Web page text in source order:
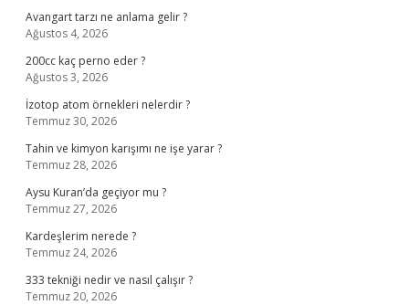
Avangart tarzı ne anlama gelir ?
Ağustos 4, 2026
200cc kaç perno eder ?
Ağustos 3, 2026
İzotop atom örnekleri nelerdir ?
Temmuz 30, 2026
Tahin ve kimyon karışımı ne işe yarar ?
Temmuz 28, 2026
Aysu Kuran’da geçiyor mu ?
Temmuz 27, 2026
Kardeşlerim nerede ?
Temmuz 24, 2026
333 tekniği nedir ve nasıl çalışır ?
Temmuz 20, 2026